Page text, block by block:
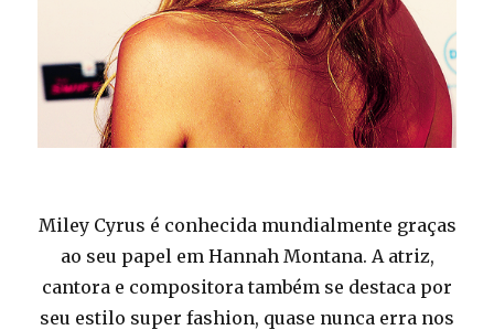
Miley Cyrus é conhecida mundialmente graças
ao seu papel em Hannah Montana. A atriz,
cantora e compositora também se destaca por
seu estilo super fashion, quase nunca erra nos